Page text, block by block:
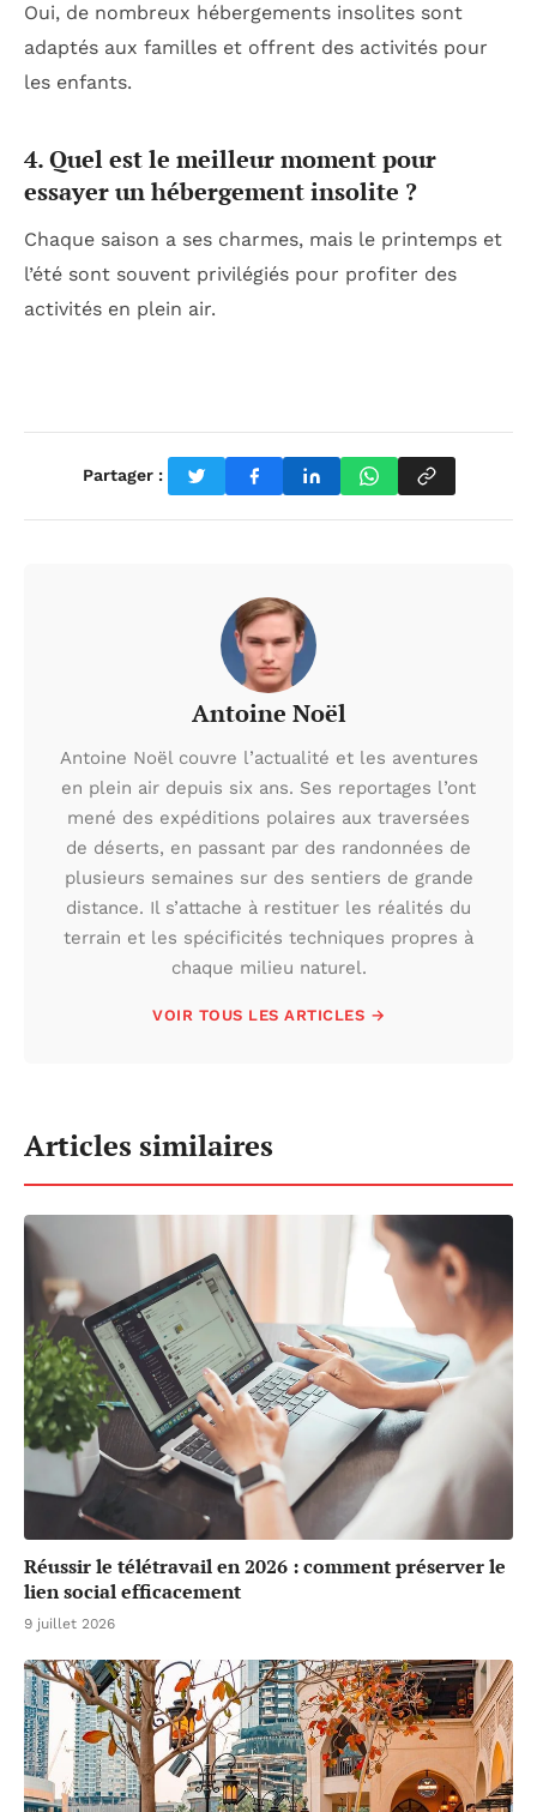
Oui, de nombreux hébergements insolites sont
adaptés aux familles et offrent des activités pour
les enfants.
4. Quel est le meilleur moment pour
essayer un hébergement insolite ?
Chaque saison a ses charmes, mais le printemps et
l’été sont souvent privilégiés pour profiter des
activités en plein air.
Partager :
Antoine Noël
Antoine Noël couvre l’actualité et les aventures
en plein air depuis six ans. Ses reportages l’ont
mené des expéditions polaires aux traversées
de déserts, en passant par des randonnées de
plusieurs semaines sur des sentiers de grande
distance. Il s’attache à restituer les réalités du
terrain et les spécificités techniques propres à
chaque milieu naturel.
VOIR TOUS LES ARTICLES →
Articles similaires
Réussir le télétravail en 2026 : comment préserver le
lien social efficacement
9 juillet 2026